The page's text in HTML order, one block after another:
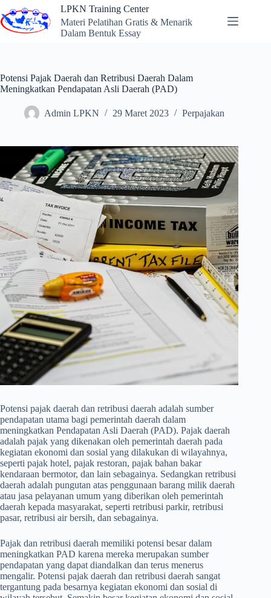
to
content
LPKN Training Center
Materi Pelatihan Gratis & Menarik
Dalam Bentuk Essay
Potensi Pajak Daerah dan Retribusi Daerah Dalam
Meningkatkan Pendapatan Asli Daerah (PAD)
Admin LPKN 29 Maret 2023 Perpajakan
Potensi pajak daerah dan retribusi daerah adalah sumber
pendapatan utama bagi pemerintah daerah dalam
meningkatkan Pendapatan Asli Daerah (PAD). Pajak daerah
adalah pajak yang dikenakan oleh pemerintah daerah pada
kegiatan ekonomi dan sosial yang dilakukan di wilayahnya,
seperti pajak hotel, pajak restoran, pajak bahan bakar
kendaraan bermotor, dan lain sebagainya. Sedangkan retribusi
daerah adalah pungutan atas penggunaan barang milik daerah
atau jasa pelayanan umum yang diberikan oleh pemerintah
daerah kepada masyarakat, seperti retribusi parkir, retribusi
pasar, retribusi air bersih, dan sebagainya.
Pajak dan retribusi daerah memiliki potensi besar dalam
meningkatkan PAD karena mereka merupakan sumber
pendapatan yang dapat diandalkan dan terus menerus
mengalir. Potensi pajak daerah dan retribusi daerah sangat
tergantung pada besarnya kegiatan ekonomi dan sosial di